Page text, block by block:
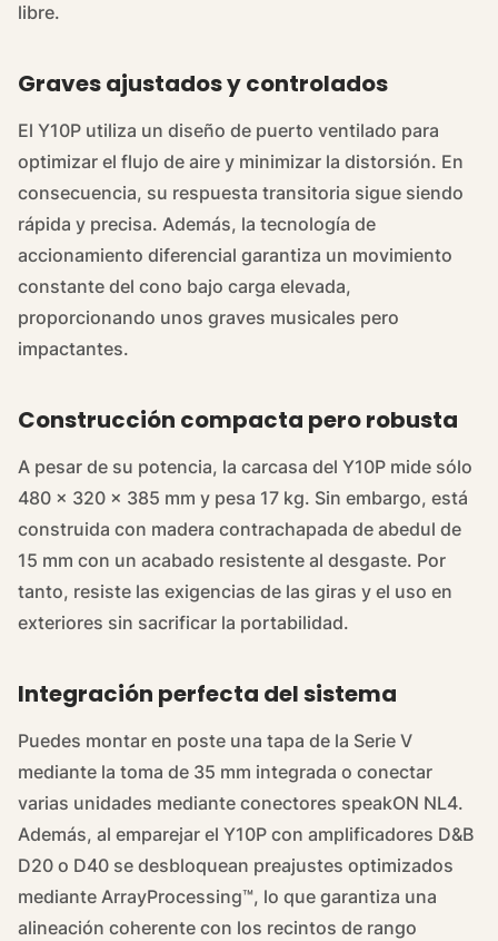
libre.
Graves ajustados y controlados
El Y10P utiliza un diseño de puerto ventilado para
optimizar el flujo de aire y minimizar la distorsión. En
consecuencia, su respuesta transitoria sigue siendo
rápida y precisa. Además, la tecnología de
accionamiento diferencial garantiza un movimiento
constante del cono bajo carga elevada,
proporcionando unos graves musicales pero
impactantes.
Construcción compacta pero robusta
A pesar de su potencia, la carcasa del Y10P mide sólo
480 × 320 × 385 mm y pesa 17 kg. Sin embargo, está
construida con madera contrachapada de abedul de
15 mm con un acabado resistente al desgaste. Por
tanto, resiste las exigencias de las giras y el uso en
exteriores sin sacrificar la portabilidad.
Integración perfecta del sistema
Puedes montar en poste una tapa de la Serie V
mediante la toma de 35 mm integrada o conectar
varias unidades mediante conectores speakON NL4.
Además, al emparejar el Y10P con amplificadores D&B
D20 o D40 se desbloquean preajustes optimizados
mediante ArrayProcessing™, lo que garantiza una
alineación coherente con los recintos de rango